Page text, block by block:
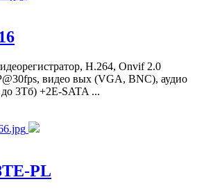
Н.264, Onvif 2.0
видео вых (VGA, BNC), аудио
3Тб) +2E-SATA ...
PL